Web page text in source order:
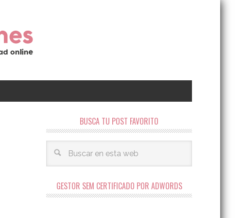
BUSCA TU POST FAVORITO
GESTOR SEM CERTIFICADO POR ADWORDS